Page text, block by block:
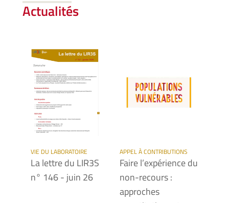
Actualités
VIE DU LABORATOIRE
La lettre du LIR3S
n° 146 - juin 26
APPEL À CONTRIBUTIONS
Faire l’expérience du
non-recours :
approches